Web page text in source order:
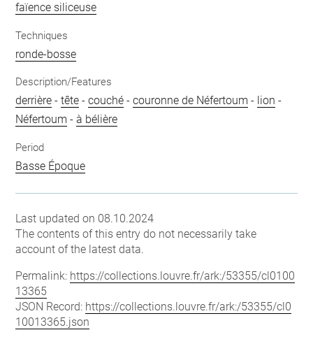
faïence siliceuse
Techniques
ronde-bosse
Description/Features
derrière -tête -couché -couronne de Néfertoum - lion -
Néfertoum -à bélière
Period
Basse Époque
Last updated on 08.10.2024
The contents of this entry do not necessarily take
account of the latest data.
Permalink: https://collections.louvre.fr/ark:/53355/cl0100
13365
JSON Record: https://collections.louvre.fr/ark:/53355/cl0
10013365.json